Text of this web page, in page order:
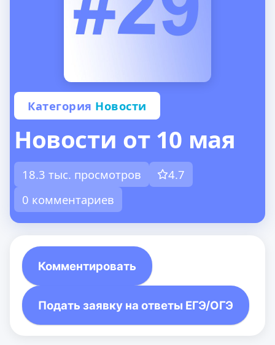
Категория Новости
Новости от 10 мая
18.3 тыс. просмотров
4.7
0 комментариев
Комментировать
Подать заявку на ответы ЕГЭ/ОГЭ